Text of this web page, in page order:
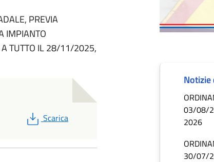
PREVIA
IMPIANTO
A TUTTO IL 28/11/2025,
PDF
Scarica
03/08/
2026
30/07/